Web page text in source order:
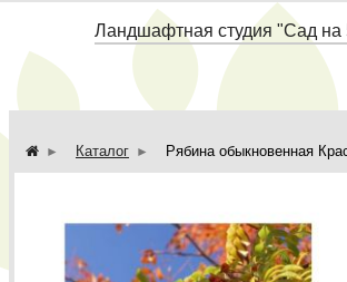
Ландшафтная студия "Сад на
Каталог Рябина обыкновенная